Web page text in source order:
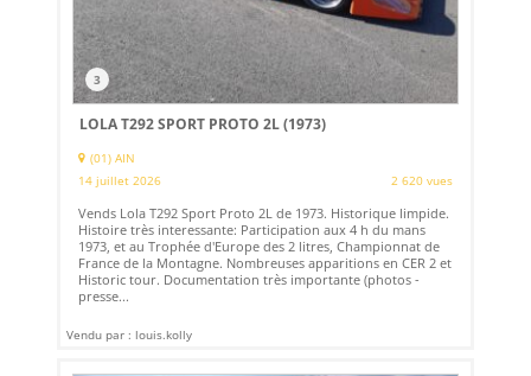
3
LOLA T292 SPORT PROTO 2L (1973)
(01) AIN
14 juillet 2026
2 620 vues
Vends Lola T292 Sport Proto 2L de 1973. Historique limpide.
Histoire très interessante: Participation aux 4 h du mans
1973, et au Trophée d'Europe des 2 litres, Championnat de
France de la Montagne. Nombreuses apparitions en CER 2 et
Historic tour. Documentation très importante (photos -
presse...
Vendu par : louis.kolly